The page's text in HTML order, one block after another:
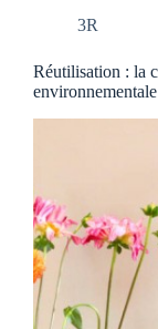
3R
Réutilisation : la